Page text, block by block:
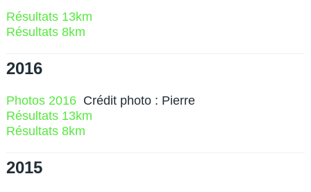
Résultats 13km
Résultats 8km
2016
Photos 2016 Crédit photo : Pierre
Résultats 13km
Résultats 8km
2015